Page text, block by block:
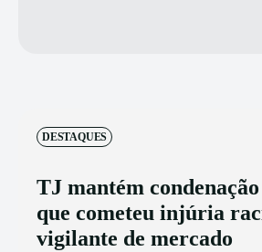
DESTAQUES
TJ mantém
que cometeu injúria
vigilante de mercado